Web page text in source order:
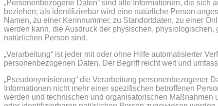
„Personenbezogene Daten“ sind alle Informationen, die sich
beziehen; als identifizierbar wird eine natürliche Person
Namen, zu einer Kennnummer, zu Standortdaten, zu einer
werden kann, die Ausdruck der physischen,
natürlichen Person sind.
„Verarbeitung“ ist jeder mit oder ohne Hilfe automatisierter
personenbezogenen Daten. Der Begriff reicht weit und
„Pseudonymisierung“ die Verarbeitung personenbezogener
Informationen nicht mehr einer spezifischen betroffenen
werden und technischen und organisatorischen